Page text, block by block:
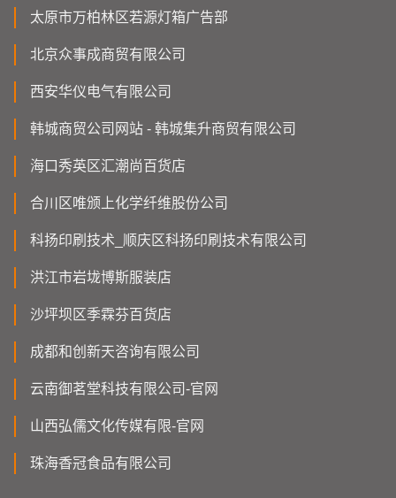
太原市万柏林区若源灯箱广告部
北京众事成商贸有限公司
西安华仪电气有限公司
韩城商贸公司网站 - 韩城集升商贸有限公司
海口秀英区汇潮尚百货店
合川区唯颁上化学纤维股份公司
科扬印刷技术_顺庆区科扬印刷技术有限公司
洪江市岩垅博斯服装店
沙坪坝区季霖芬百货店
成都和创新天咨询有限公司
云南御茗堂科技有限公司-官网
山西弘儒文化传媒有限-官网
珠海香冠食品有限公司